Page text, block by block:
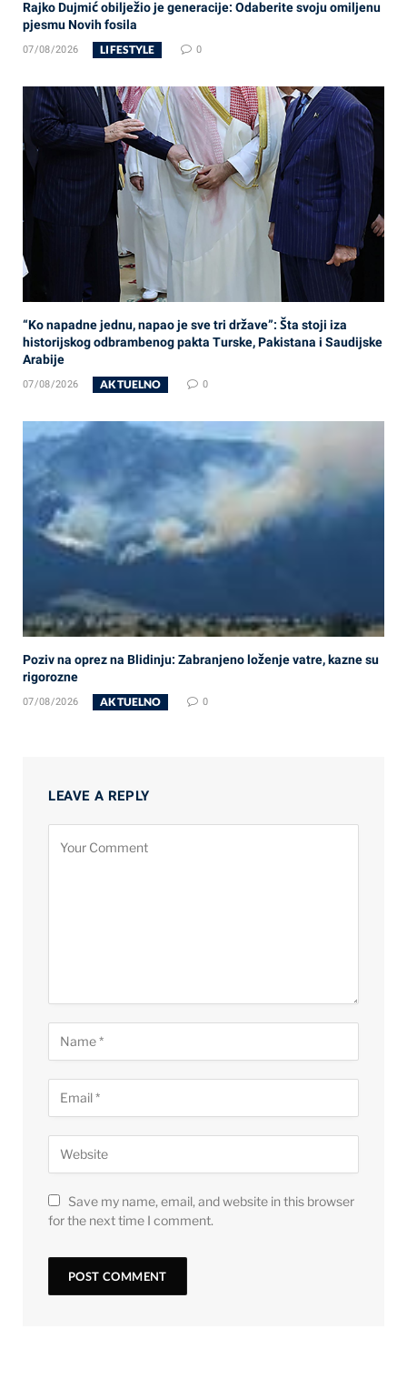
Rajko Dujmić obilježio je generacije: Odaberite svoju omiljenu
pjesmu Novih fosila
07/08/2026 LIFESTYLE 0
“Ko napadne jednu, napao je sve tri države”: Šta stoji iza
historijskog odbrambenog pakta Turske, Pakistana i Saudijske
Arabije
07/08/2026 AKTUELNO 0
Poziv na oprez na Blidinju: Zabranjeno loženje vatre, kazne su
rigorozne
07/08/2026 AKTUELNO 0
LEAVE A REPLY
Save my name, email, and website in this browser
for the next time I comment.